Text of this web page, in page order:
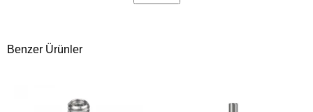
Benzer Ürünler